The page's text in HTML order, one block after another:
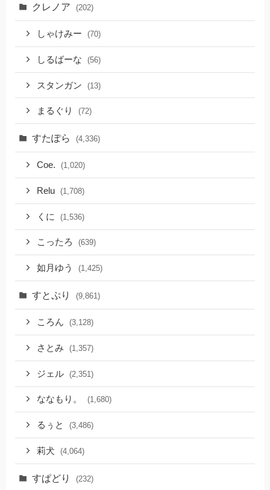
クレノア (202)
しゃけみー (70)
しるばーな (56)
スタンガン (13)
まるぐり (72)
すたぽら (4,336)
Coe. (1,020)
Relu (1,708)
くに (1,536)
こったろ (639)
如月ゆう (1,425)
すとぷり (9,861)
ころん (3,128)
さとみ (1,357)
ジェル (2,351)
ななもり。 (1,680)
るぅと (3,486)
莉犬 (4,064)
すぱどり (232)